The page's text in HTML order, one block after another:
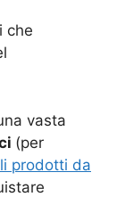
che
vasta
(per
prodotti da